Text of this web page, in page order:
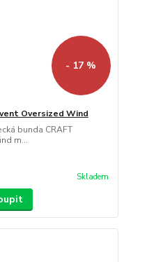
- 17 %
Oversized Wind
bunda CRAFT
m...
Skladem